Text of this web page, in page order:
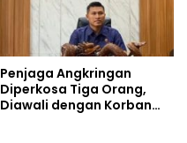
Penjaga Angkringan
Diperkosa Tiga Orang,
Diawali dengan Korban